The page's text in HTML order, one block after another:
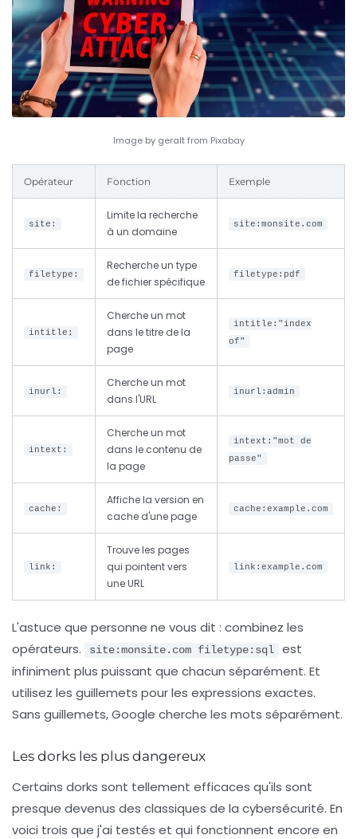
Image by geralt from Pixabay
Opérateur Fonction Exemple
site:
Limite la recherche
à un domaine
site:monsite.com
filetype:
Recherche un type
de fichier spécifique
filetype:pdf
intitle:
Cherche un mot
dans le titre de la
page
intitle:"index
of"
inurl:
Cherche un mot
dans l'URL
inurl:admin
intext:
Cherche un mot
dans le contenu de
la page
intext:"mot de
passe"
cache:
Affiche la version en
cache d'une page
cache:example.com
link:
Trouve les pages
qui pointent vers
une URL
link:example.com
L'astuce que personne ne vous dit : combinez les
opérateurs.
site:monsite.com filetype:sql
est
infiniment plus puissant que chacun séparément. Et
utilisez les guillemets pour les expressions exactes.
Sans guillemets, Google cherche les mots séparément.
Les dorks les plus dangereux
Certains dorks sont tellement efficaces qu'ils sont
presque devenus des classiques de la cybersécurité. En
voici trois que j'ai testés et qui fonctionnent encore en